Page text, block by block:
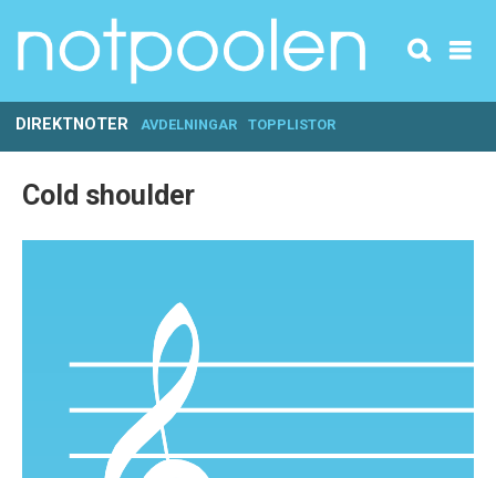
DIREKTNOTER AVDELNINGAR TOPPLISTOR
Cold shoulder